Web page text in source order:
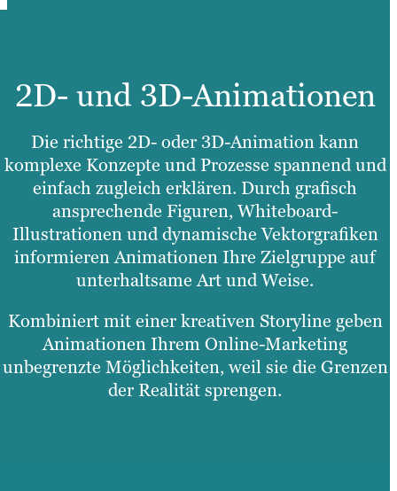
2D- und 3D-Animationen
Die richtige 2D- oder 3D-Animation kann
komplexe Konzepte und Prozesse spannend und
einfach zugleich erklären. Durch grafisch
ansprechende Figuren, Whiteboard-
Illustrationen und dynamische Vektorgrafiken
informieren Animationen Ihre Zielgruppe auf
unterhaltsame Art und Weise.
Kombiniert mit einer kreativen Storyline geben
Animationen Ihrem Online-Marketing
unbegrenzte Möglichkeiten, weil sie die Grenzen
der Realität sprengen.